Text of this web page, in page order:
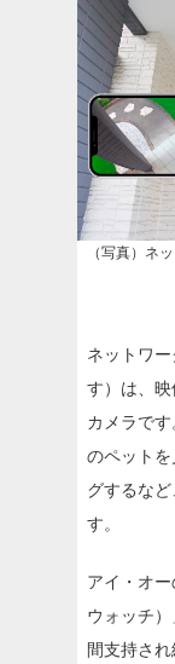
（写真）ネ
ネットワ
す）は、
カメラで
のペット
グするな
す。
アイ・オ
ウォッチ
間支持さ